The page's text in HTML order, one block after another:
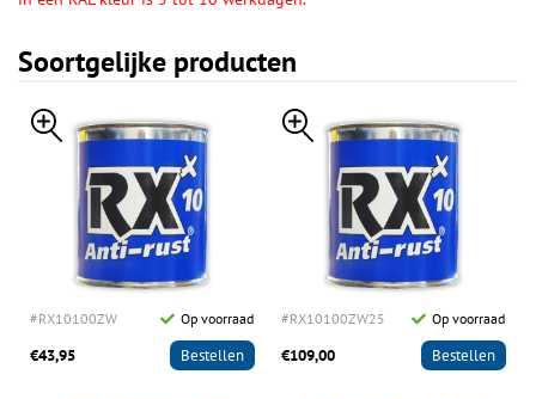
Soortgelijke producten
#RX10100ZW Op voorraad
€43,95 Bestellen
#RX10100ZW25 Op voorraad
€109,00 Bestellen